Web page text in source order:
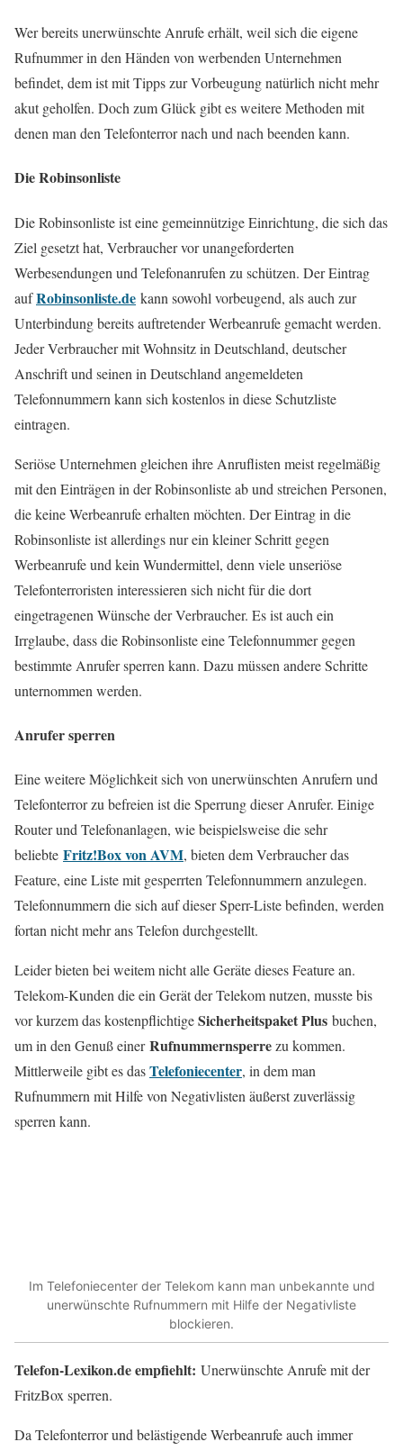
Wer bereits unerwünschte Anrufe erhält, weil sich die eigene
Rufnummer in den Händen von werbenden Unternehmen
befindet, dem ist mit Tipps zur Vorbeugung natürlich nicht mehr
akut geholfen. Doch zum Glück gibt es weitere Methoden mit
denen man den Telefonterror nach und nach beenden kann.
Die Robinsonliste
Die Robinsonliste ist eine gemeinnützige Einrichtung, die sich das
Ziel gesetzt hat, Verbraucher vor unangeforderten
Werbesendungen und Telefonanrufen zu schützen. Der Eintrag
aufRobinsonliste.de kann sowohl vorbeugend, als auch zur
Unterbindung bereits auftretender Werbeanrufe gemacht werden.
Jeder Verbraucher mit Wohnsitz in Deutschland, deutscher
Anschrift und seinen in Deutschland angemeldeten
Telefonnummern kann sich kostenlos in diese Schutzliste
eintragen.
Seriöse Unternehmen gleichen ihre Anruflisten meist regelmäßig
mit den Einträgen in der Robinsonliste ab und streichen Personen,
die keine Werbeanrufe erhalten möchten. Der Eintrag in die
Robinsonliste ist allerdings nur ein kleiner Schritt gegen
Werbeanrufe und kein Wundermittel, denn viele unseriöse
Telefonterroristen interessieren sich nicht für die dort
eingetragenen Wünsche der Verbraucher. Es ist auch ein
Irrglaube, dass die Robinsonliste eine Telefonnummer gegen
bestimmte Anrufer sperren kann. Dazu müssen andere Schritte
unternommen werden.
Anrufer sperren
Eine weitere Möglichkeit sich von unerwünschten Anrufern und
Telefonterror zu befreien ist die Sperrung dieser Anrufer. Einige
Router und Telefonanlagen, wie beispielsweise die sehr
beliebte Fritz!Box von AVM, bieten dem Verbraucher das
Feature, eine Liste mit gesperrten Telefonnummern anzulegen.
Telefonnummern die sich auf dieser Sperr-Liste befinden, werden
fortan nicht mehr ans Telefon durchgestellt.
Leider bieten bei weitem nicht alle Geräte dieses Feature an.
Telekom-Kunden die ein Gerät der Telekom nutzen, musste bis
vor kurzem das kostenpflichtigeSicherheitspaket Plus buchen,
um in den Genuß einerRufnummernsperrezu kommen.
Mittlerweile gibt es dasTelefoniecenter, in dem man
Rufnummern mit Hilfe von Negativlisten äußerst zuverlässig
sperren kann.
Im Telefoniecenter der Telekom kann man unbekannte und
unerwünschte Rufnummern mit Hilfe der Negativliste
blockieren.
Telefon-Lexikon.de empfiehlt: Unerwünschte Anrufe mit der
FritzBox sperren.
Da Telefonterror und belästigende Werbeanrufe auch immer